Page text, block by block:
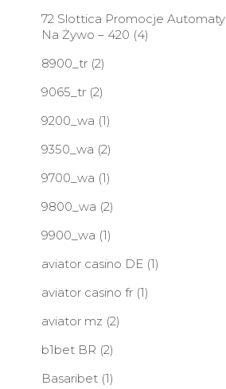
72 Slottica Promocje Automaty
Na Żywo – 420 (4)
8900_tr(2)
9065_tr(2)
9200_wa (1)
9350_wa (2)
9700_wa (1)
9800_wa (2)
9900_wa (1)
aviator casino DE(1)
aviator casino fr(1)
aviator mz (2)
b1bet BR (2)
Basaribet(1)